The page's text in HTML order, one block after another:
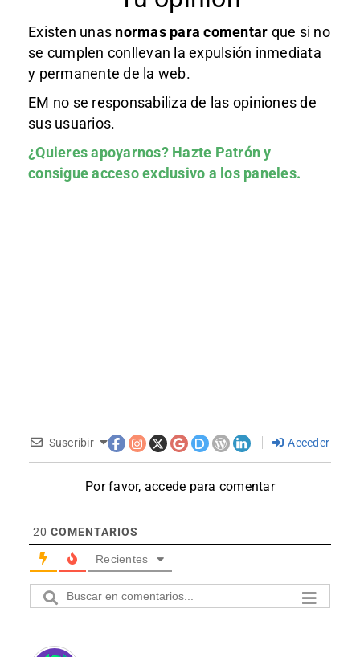
Existen unas normas para comentar que si no
se cumplen conllevan la expulsión inmediata
y permanente de la web.
EM no se responsabiliza de las opiniones de
sus usuarios.
¿Quieres apoyarnos? Hazte Patróny
consigue acceso exclusivo a los paneles.
Suscribir Acceder
Por favor, accede para comentar
20 COMENTARIOS
Recientes